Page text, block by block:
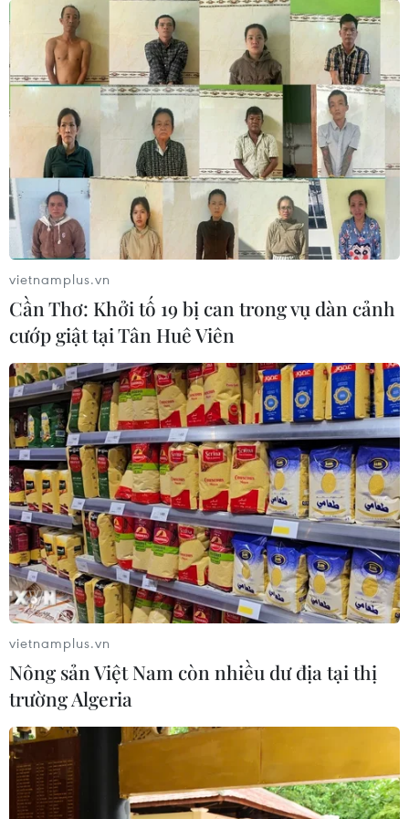
23/07/2021 04:29
Thành phố Hà Nội đề nghị các Tổ COVID-19 cộng đồng
đẩy mạnh tuyên truyền gắn với kiểm tra giám sát người
dân thực hiện khai báo y tế, báo cáo các trường hợp có
nguy cơ cao cần được xét nghiệm.
Quân đội triển khai khử khuẩn, tiêu độc
toàn Thành phố Hồ Chí Minh
23/07/2021 05:18
Đại tá Từ Minh Sơn, Trưởng phòng Hóa học, Bộ Tư lệnh
Quân khu 7, cho biết chiến dịch phun khử khuẩn toàn
Thành phố Hồ Chí Minh dự kiến thực hiện từ nay đến
ngày 29/7.
vietnamplus.vn
Cần Thơ: Khởi tố 19 bị can trong vụ dàn cảnh
cướp giật tại Tân Huê Viên
vietnamplus.vn
Nông sản Việt Nam còn nhiều dư địa tại thị
trường Algeria